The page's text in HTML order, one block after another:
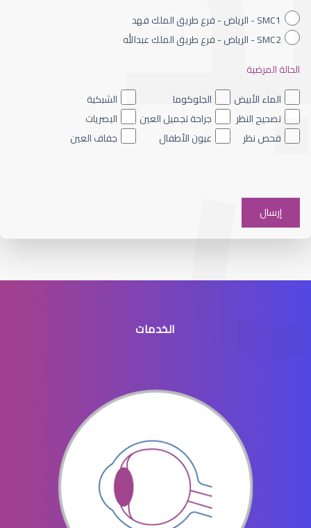
تخصص فني بصريات
تخصص دكتور بصريات
اخصائي بصريات جامعة الملك سعود
SMC1 - الرياض - فرع طريق الملك فهد
SMC2 - الرياض - فرع طريق الملك عبدالله
الحالة المرضية
الماء الأبيض
الجلوكوما
الشبكية
تصحيح النظر
جراحة تجميل العين
البصريات
فحص نظر
عيون الأطفال جفاف العين
الخدمات